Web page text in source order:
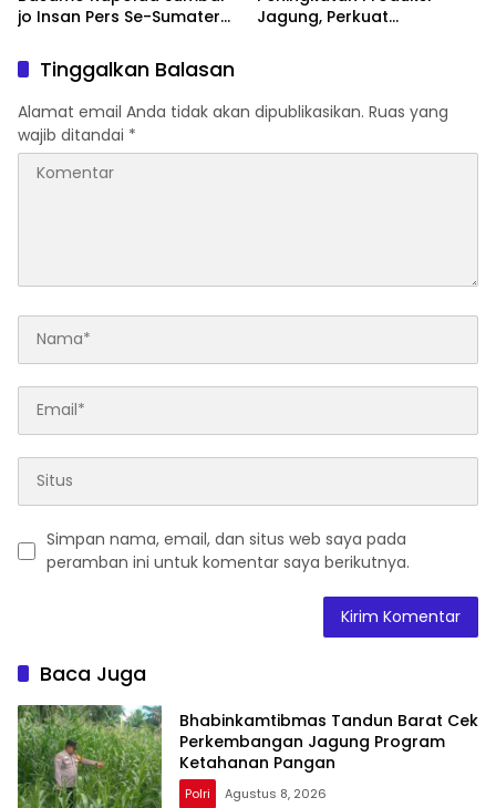
jo Insan Pers Se-Sumatera
Jagung, Perkuat
Tinggalkan Balasan
Alamat email Anda tidak akan dipublikasikan. Ruas yang
wajib ditandai *
Simpan nama, email, dan situs web saya pada
peramban ini untuk komentar saya berikutnya.
Baca Juga
Bhabinkamtibmas Tandun Barat Cek
Perkembangan Jagung Program
Ketahanan Pangan
Polri Agustus 8, 2026